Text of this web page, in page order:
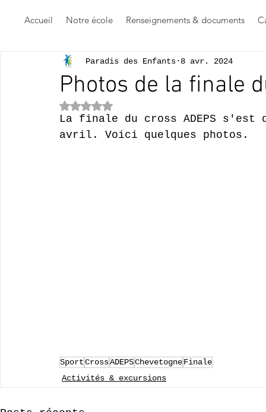
Accueil Notre école Renseignements & documents
Photos de la finale
Paradis des Enfants 8 avr. 2024
Noté NaN étoiles sur 5.
La finale du cross ADEPS s'est
avril. Voici quelques photos.
SportCrossADEPSChevetogneFinale
Activités & excursions